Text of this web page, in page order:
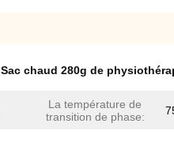
Sac chaud 280g de
La température de
transition de phase: